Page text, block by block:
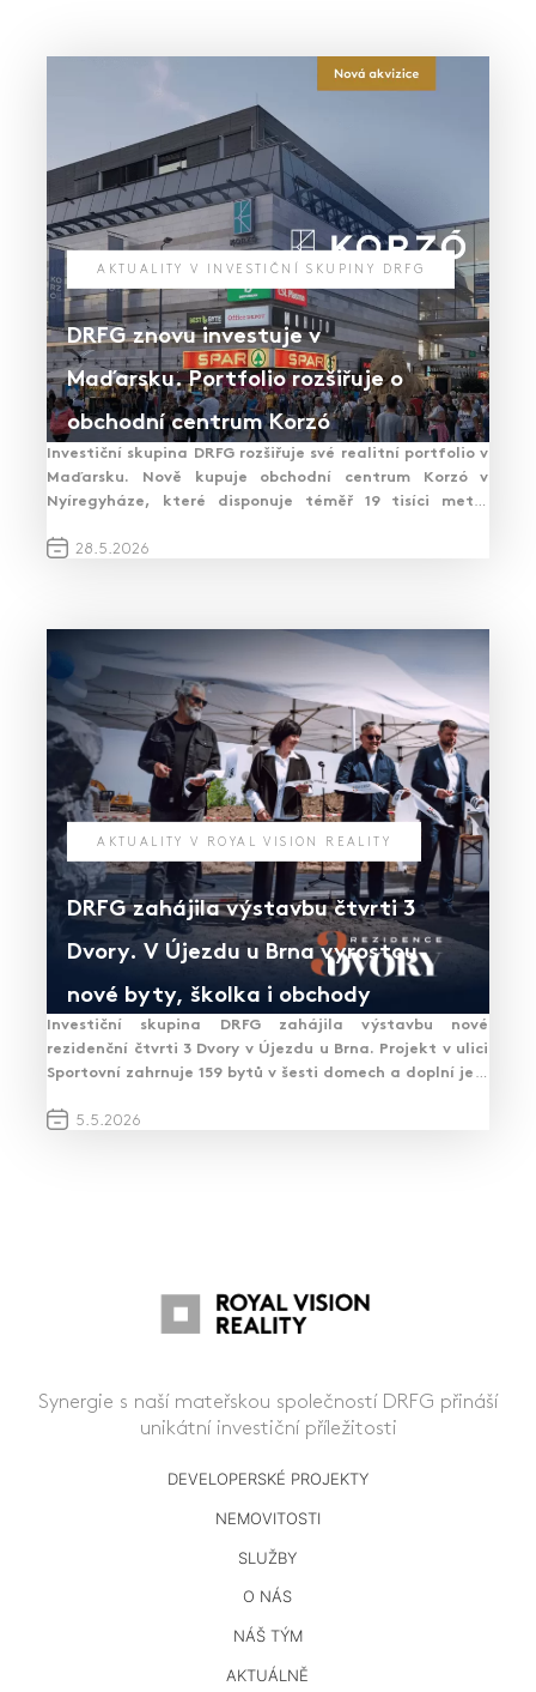
AKTUALITY V INVESTIČNÍ SKUPINY DRFG
DRFG znovu investuje v
Maďarsku. Portfolio rozšiřuje o
obchodní centrum Korzó
Investiční skupina DRFG rozšiřuje své realitní portfolio v
Maďarsku. Nově kupuje obchodní centrum Korzó v
Nyíregyháze, které disponuje téměř 19 tisíci metry
28. 5. 2026
AKTUALITY V ROYAL VISION REALITY
DRFG zahájila výstavbu čtvrti 3
Dvory. V Újezdu u Brna vyrostou
nové byty, školka i obchody
Investiční skupina DRFG zahájila výstavbu nové
rezidenční čtvrti 3 Dvory v Újezdu u Brna. Projekt v ulici
Sportovní zahrnuje 159 bytů v šesti domech a doplní je o
5. 5. 2026
Synergie s naší mateřskou společností DRFG přináší
unikátní investiční příležitosti
DEVELOPERSKÉ PROJEKTY
NEMOVITOSTI
SLUŽBY
O NÁS
NÁŠ TÝM
AKTUÁLNĚ